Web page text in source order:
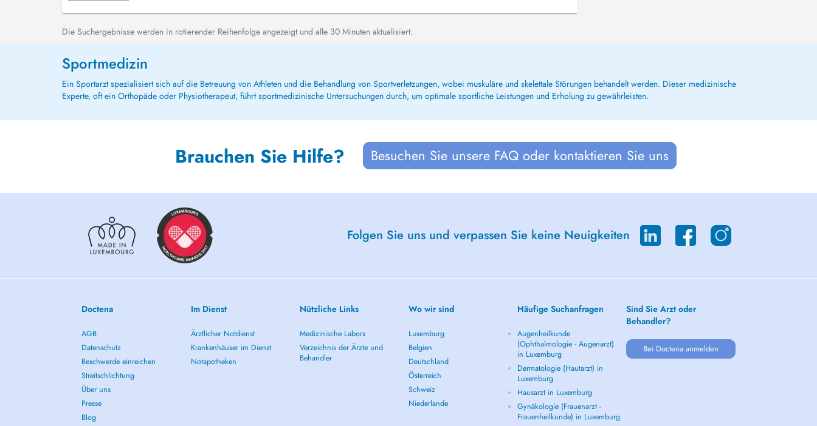
Die Suchergebnisse werden in rotierender Reihenfolge angezeigt und alle 30 Minuten aktualisiert.
Sportmedizin
Ein Sportarzt spezialisiert sich auf die Betreuung von Athleten und die Behandlung von Sportverletzungen, wobei muskuläre und skelettale Störungen behandelt werden. Dieser medizinische
Experte, oft ein Orthopäde oder Physiotherapeut, führt sportmedizinische Untersuchungen durch, um optimale sportliche Leistungen und Erholung zu gewährleisten.
Brauchen Sie Hilfe? Besuchen Sie unsere FAQ oder kontaktieren Sie uns
Folgen Sie uns und verpassen Sie keine Neuigkeiten
Doctena
AGB
Datenschutz
Beschwerde einreichen
Streitschlichtung
Über uns
Presse
Blog
Im Dienst
Ärztlicher Notdienst
Krankenhäuser im Dienst
Notapotheken
Nützliche Links
Medizinische Labors
Verzeichnis der Ärzte und
Behandler
Wo wir sind
Luxemburg
Belgien
Deutschland
Österreich
Schweiz
Niederlande
Häufige Suchanfragen
Augenheilkunde
(Ophthalmologie - Augenarzt)
in Luxemburg
Dermatologie (Hautarzt) in
Luxemburg
Hausarzt in Luxemburg
Gynäkologie (Frauenarzt -
Frauenheilkunde) in Luxemburg
Sind Sie Arzt oder
Behandler?
Bei Doctena anmelden